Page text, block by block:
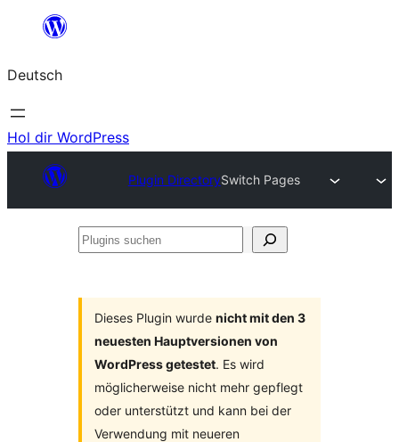
springen
Deutsch
Hol dir WordPress
Plugin DirectorySwitch Pages
Plugins
Dieses Plugin wurde nicht mit den 3
neuesten Hauptversionen von
WordPress getestet. Es wird
möglicherweise nicht mehr gepflegt
oder unterstützt und kann bei der
Verwendung mit neueren